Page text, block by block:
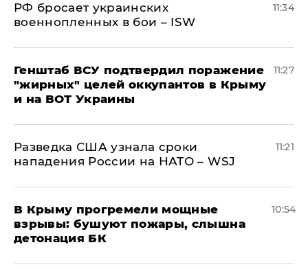
РФ бросает украинских
военнопленных в бои – ISW
11:34
Генштаб ВСУ подтвердил поражение
"жирных" целей оккупантов в Крыму
и на ВОТ Украины
11:27
Разведка США узнала сроки
нападения России на НАТО – WSJ
11:21
В Крыму прогремели мощные
взрывы: бушуют пожары, слышна
детонация БК
10:54